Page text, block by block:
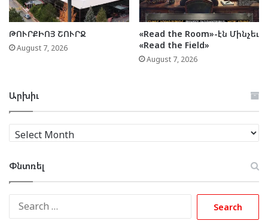
ԹՈՒՐՔԻՈՅ ՇՈՒՐՋ
August 7, 2026
«Read the Room»-էն Մինչեւ
«Read the Field»
August 7, 2026
Արխիւ
Արխիւ
Փնտռել